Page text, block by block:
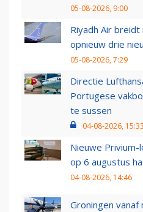
05-08-2026, 9:00
Riyadh Air
opnieuw drie
05-08-2026, 7:29
Directie
Portugese
te sussen
04-08-2026, 15:33
Nieuwe Privium-
op 6 augustus
04-08-2026, 14:46
Groningen